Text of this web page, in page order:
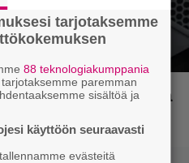
syynä Slipknotista
TMZ
tarjotaksemme
88 teknologiakumppania
paremman
sisältöä ja
käyttöön seuraavasti
evästeitä